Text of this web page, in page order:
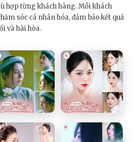
hợp từng khách hàng. Mỗi khách
sóc cá nhân hóa, đảm bảo kết quả
và hài hòa.